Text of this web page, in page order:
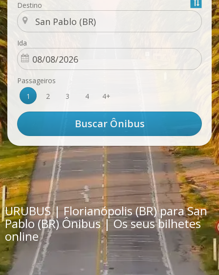
Destino
Ida
Passageiros
1
2 3 4 4+
URUBUS | Florianópolis (BR) para San
Pablo (BR) Ônibus | Os seus bilhetes
online